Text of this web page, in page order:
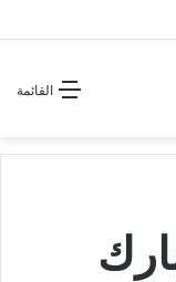
القائمة